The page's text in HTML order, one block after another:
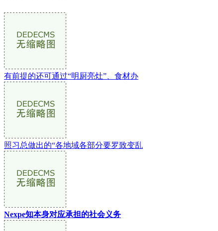
有前提的还可通过“明厨亮灶”、食材办
照习总做出的“各地域各部分要罗致变乱
Nexpe知本身对应承担的社会义务